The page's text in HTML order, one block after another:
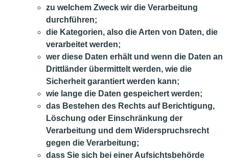
zu welchem Zweck wir die Verarbeitung
durchführen;
die Kategorien, also die Arten von Daten, die
verarbeitet werden;
wer diese Daten erhält und wenn die Daten an
Drittländer übermittelt werden, wie die
Sicherheit garantiert werden kann;
wie lange die Daten gespeichert werden;
das Bestehen des Rechts auf Berichtigung,
Löschung oder Einschränkung der
Verarbeitung und dem Widerspruchsrecht
gegen die Verarbeitung;
dass Sie sich bei einer Aufsichtsbehörde